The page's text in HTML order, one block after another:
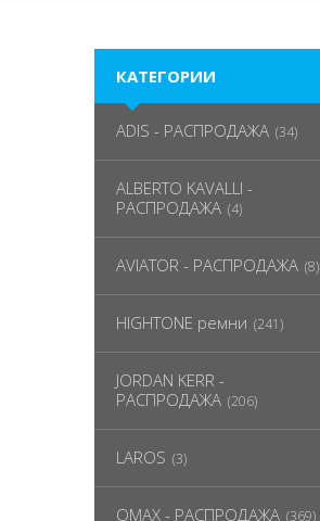
КАТЕГОРИИ
ADIS - РАСПРОДАЖА (34)
ALBERTO KAVALLI -
РАСПРОДАЖА (4)
AVIATOR - РАСПРОДАЖА (8)
HIGHTONE ремни (241)
JORDAN KERR -
РАСПРОДАЖА (206)
LAROS (3)
OMAX - РАСПРОДАЖА (369)